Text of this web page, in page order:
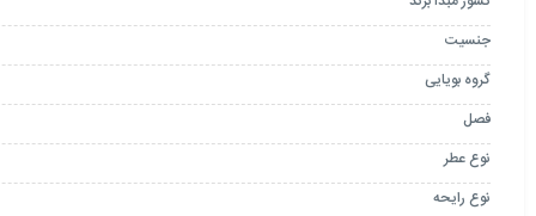
جنسیت
گروه بویایی
فصل
نوع عطر
نوع رایحه